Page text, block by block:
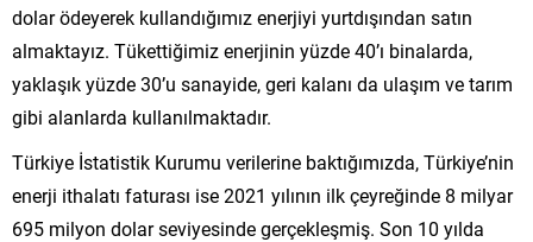
dolar ödeyerek kullandığımız enerjiyi yurtdışından satın
almaktayız. Tükettiğimiz enerjinin yüzde 40’ı binalarda,
yaklaşık yüzde 30’u sanayide, geri kalanı da ulaşım ve tarım
gibi alanlarda kullanılmaktadır.
Türkiye İstatistik Kurumu verilerine baktığımızda, Türkiye’nin
enerji ithalatı faturası ise 2021 yılının ilk çeyreğinde 8 milyar
695 milyon dolar seviyesinde gerçekleşmiş. Son 10 yılda